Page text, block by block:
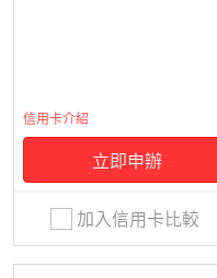
信用卡介紹
立即申辦
加入信用卡比較